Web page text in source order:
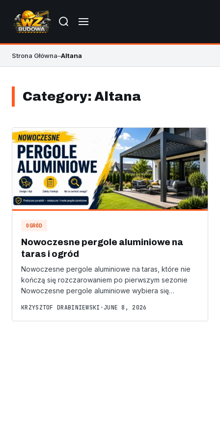
Strona Główna–Altana
Category: Altana
OGRÓD
Nowoczesne pergole aluminiowe na
taras i ogród
Nowoczesne pergole aluminiowe na taras, które nie
kończą się rozczarowaniem po pierwszym sezonie
Nowoczesne pergole aluminiowe wybiera się…
KRZYSZTOF DRABINIEWSKI • JUNE 8, 2026